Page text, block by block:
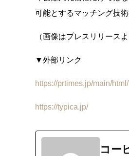
可能とするマッチング技
（画像はプレスリリースよ
▼外部リンク
https://prtimes.jp/main/
https://typica.jp/
コー